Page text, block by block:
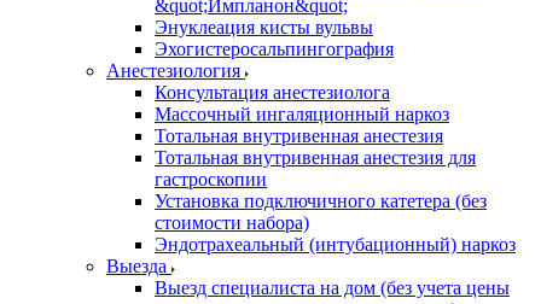
&quot;Импланон&quot;
Энуклеация кисты вульвы
Эхогистеросальпингография
Анестезиология
Консультация анестезиолога
Массочный ингаляционный наркоз
Тотальная внутривенная анестезия
Тотальная внутривенная анестезия для
гастроскопии
Установка подключичного катетера (без
стоимости набора)
Эндотрахеальный (интубационный) наркоз
Выезда
Выезд специалиста на дом (без учета цены